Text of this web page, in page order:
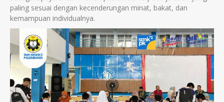
paling sesuai dengan kecenderungan minat, bakat, dan
kemampuan individualnya.